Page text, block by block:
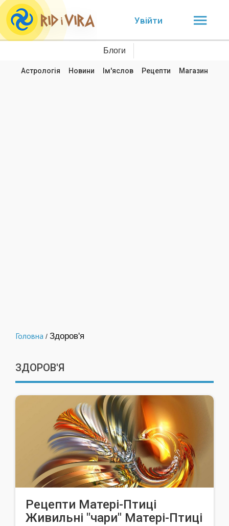
Увійти
Блоги
Астрологія Новини Ім'яслов Рецепти Магазин
Головна / Здоров'я
ЗДОРОВ'Я
Рецепти Матері-Птиці
Живильні "чари" Матері-Птиці